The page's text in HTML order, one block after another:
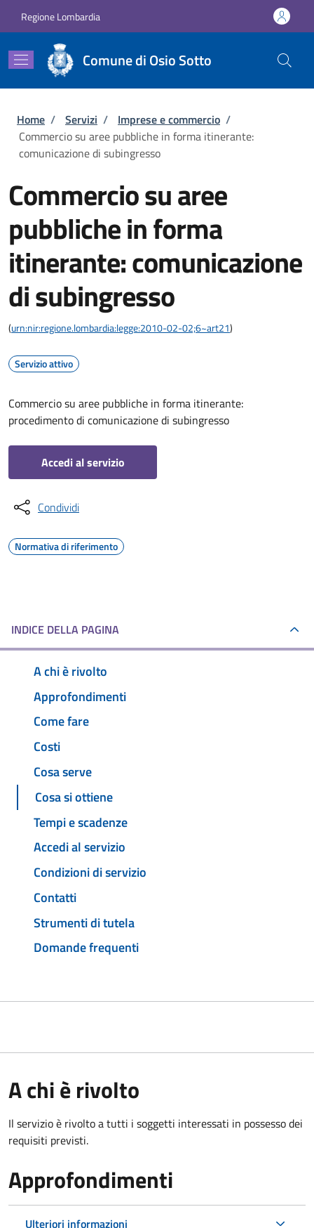
Regione Lombardia
Comune di Osio Sotto
Briciole di pane
Home / Servizi / Imprese e commercio /
Commercio su aree pubbliche in forma itinerante:
comunicazione di subingresso
Commercio su aree
pubbliche in forma
itinerante: comunicazione
di subingresso
(urn:nir:regione.lombardia:legge:2010-02-02;6~art21)
Servizio attivo
Commercio su aree pubbliche in forma itinerante:
procedimento di comunicazione di subingresso
Accedi al servizio
Condividi
Normativa di riferimento
INDICE DELLA PAGINA
A chi è rivolto
Approfondimenti
Come fare
Costi
Cosa serve
Cosa si ottiene
Tempi e scadenze
Accedi al servizio
Condizioni di servizio
Contatti
Strumenti di tutela
Domande frequenti
A chi è rivolto
Il servizio è rivolto a tutti i soggetti interessati in possesso dei
requisiti previsti.
Approfondimenti
Ulteriori informazioni